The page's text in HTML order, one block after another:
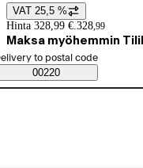
Price details
VAT 25,5 %
Hinta 328,99 €. 328,99
Maksa myöhemmin
Saatavuustiedot
order method
to postal code
00220